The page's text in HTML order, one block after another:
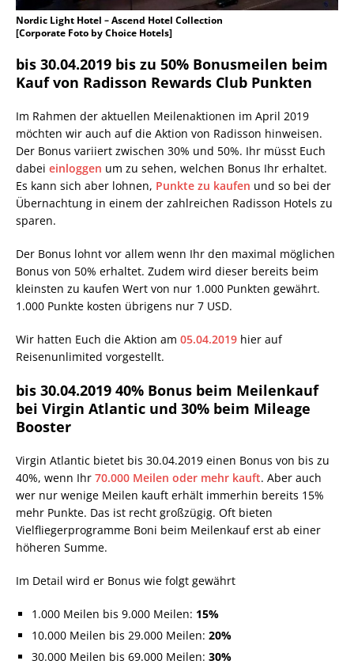
Nordic Light Hotel – Ascend Hotel Collection
[Corporate Foto by Choice Hotels]
bis 30.04.2019 bis zu 50% Bonusmeilen beim
Kauf von Radisson Rewards Club Punkten
Im Rahmen der aktuellen Meilenaktionen im April 2019
möchten wir auch auf die Aktion von Radisson hinweisen.
Der Bonus variiert zwischen 30% und 50%. Ihr müsst Euch
dabei einloggen um zu sehen, welchen Bonus Ihr erhaltet.
Es kann sich aber lohnen, Punkte zu kaufen und so bei der
Übernachtung in einem der zahlreichen Radisson Hotels zu
sparen.
Der Bonus lohnt vor allem wenn Ihr den maximal möglichen
Bonus von 50% erhaltet. Zudem wird dieser bereits beim
kleinsten zu kaufen Wert von nur 1.000 Punkten gewährt.
1.000 Punkte kosten übrigens nur 7 USD.
Wir hatten Euch die Aktion am 05.04.2019 hier auf
Reisenunlimited vorgestellt.
bis 30.04.2019 40% Bonus beim Meilenkauf
bei Virgin Atlantic und 30% beim Mileage
Booster
Virgin Atlantic bietet bis 30.04.2019 einen Bonus von bis zu
40%, wenn Ihr 70.000 Meilen oder mehr kauft. Aber auch
wer nur wenige Meilen kauft erhält immerhin bereits 15%
mehr Punkte. Das ist recht großzügig. Oft bieten
Vielfliegerprogramme Boni beim Meilenkauf erst ab einer
höheren Summe.
Im Detail wird er Bonus wie folgt gewährt
1.000 Meilen bis 9.000 Meilen: 15%
10.000 Meilen bis 29.000 Meilen: 20%
30.000 Meilen bis 69.000 Meilen: 30%